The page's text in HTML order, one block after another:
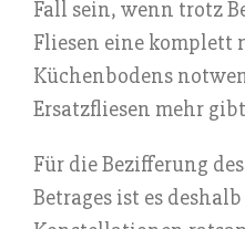
Fall sein, wenn trotz
Fliesen eine komplett
Küchenbodens
Ersatzfliesen mehr
Für die Bezifferung
Betrages ist es